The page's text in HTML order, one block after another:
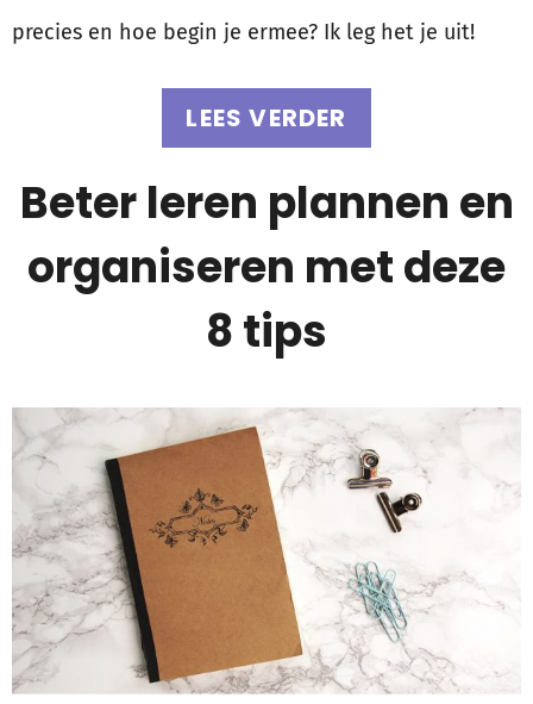
precies en hoe begin je ermee? Ik leg het je uit!
LEES VERDER
Beter leren plannen en
organiseren met deze
8 tips